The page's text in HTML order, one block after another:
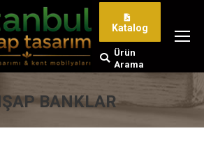
Katalog
Search:
Ürün
Arama
BANKLAR